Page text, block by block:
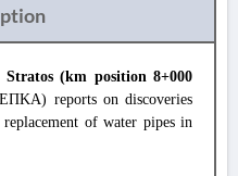
(km position 8+000
reports on discoveries
of water pipes in